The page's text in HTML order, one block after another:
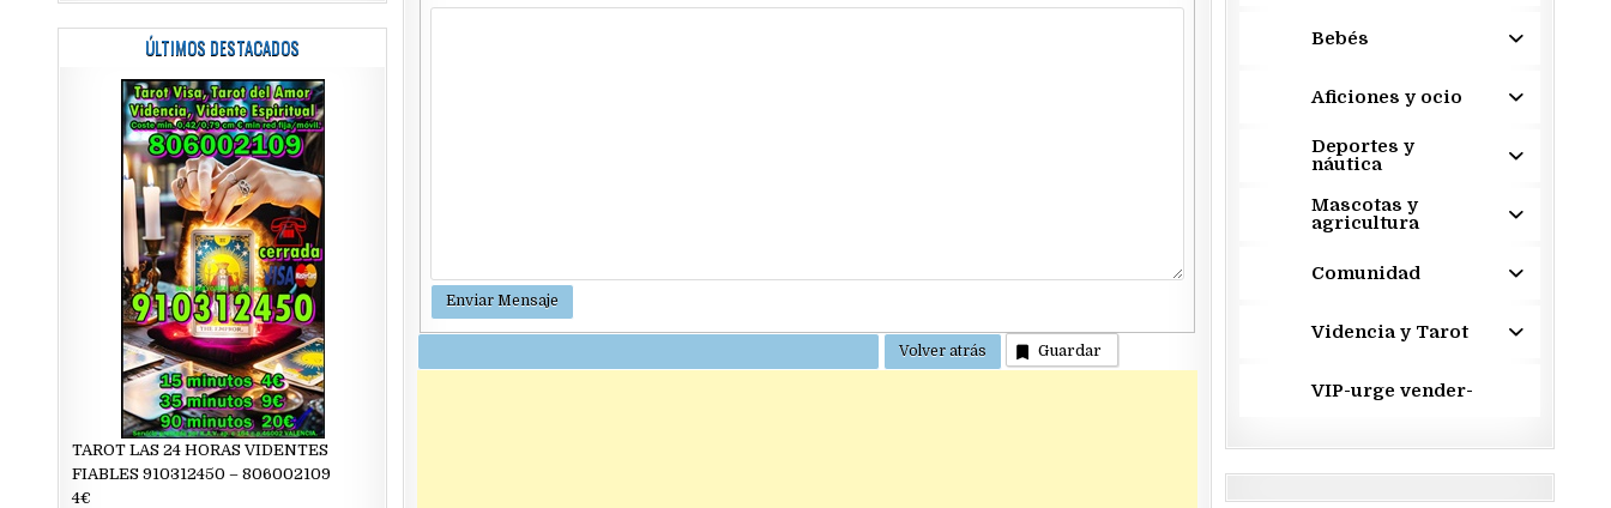
Guardar
ÚLTIMOS DESTACADOS
TAROT LAS 24 HORAS VIDENTES
FIABLES 910312450 – 806002109
4€
Bebés
Aficiones y ocio
Deportes y
náutica
Mascotas y
agricultura
Comunidad
Videncia y Tarot
VIP-urge vender-